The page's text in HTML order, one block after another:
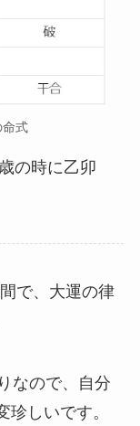
式
の時に乙卯
で、大運の律
なので、自分
しいです。